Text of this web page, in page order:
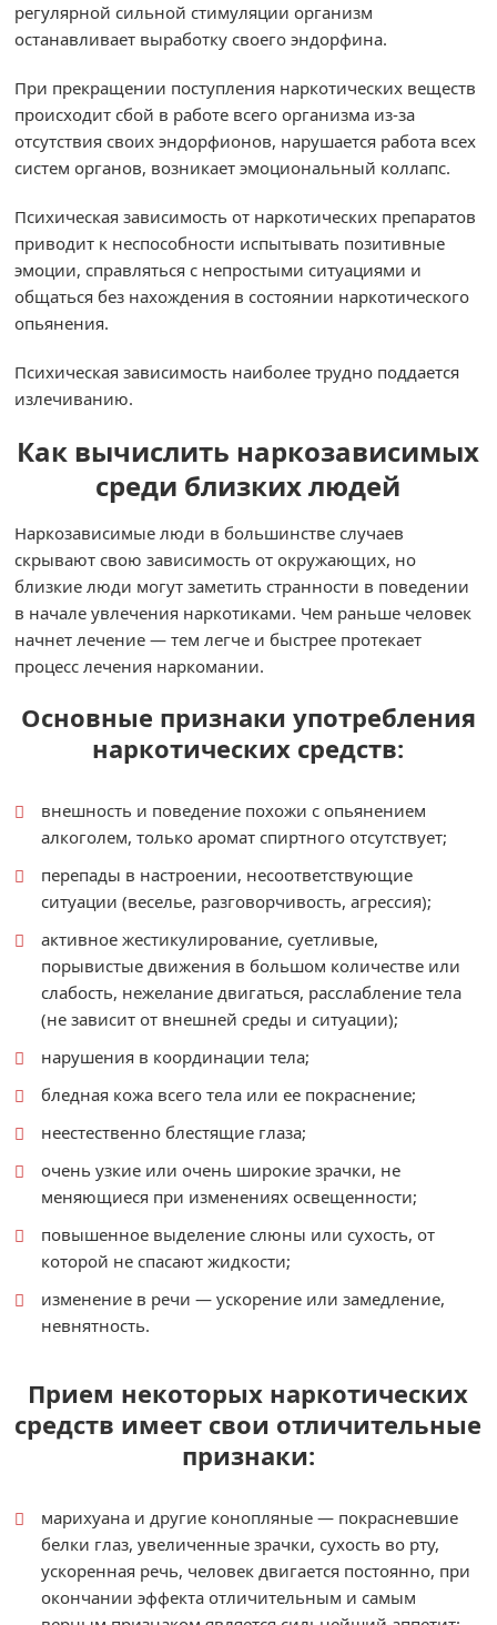
регулярной сильной стимуляции организм
останавливает выработку своего эндорфина.
При прекращении поступления наркотических веществ
происходит сбой в работе всего организма из-за
отсутствия своих эндорфионов, нарушается работа всех
систем органов, возникает эмоциональный коллапс.
Психическая зависимость от наркотических препаратов
приводит к неспособности испытывать позитивные
эмоции, справляться с непростыми ситуациями и
общаться без нахождения в состоянии наркотического
опьянения.
Психическая зависимость наиболее трудно поддается
излечиванию.
Как вычислить наркозависимых
среди близких людей
Наркозависимые люди в большинстве случаев
скрывают свою зависимость от окружающих, но
близкие люди могут заметить странности в поведении
в начале увлечения наркотиками. Чем раньше человек
начнет лечение — тем легче и быстрее протекает
процесс лечения наркомании.
Основные признаки употребления
наркотических средств:
внешность и поведение похожи с опьянением
алкоголем, только аромат спиртного отсутствует;
перепады в настроении, несоответствующие
ситуации (веселье, разговорчивость, агрессия);
активное жестикулирование, суетливые,
порывистые движения в большом количестве или
слабость, нежелание двигаться, расслабление тела
(не зависит от внешней среды и ситуации);
нарушения в координации тела;
бледная кожа всего тела или ее покраснение;
неестественно блестящие глаза;
очень узкие или очень широкие зрачки, не
меняющиеся при изменениях освещенности;
повышенное выделение слюны или сухость, от
которой не спасают жидкости;
изменение в речи — ускорение или замедление,
невнятность.
Прием некоторых наркотических
средств имеет свои отличительные
признаки:
марихуана и другие конопляные — покрасневшие
белки глаз, увеличенные зрачки, сухость во рту,
ускоренная речь, человек двигается постоянно, при
окончании эффекта отличительным и самым